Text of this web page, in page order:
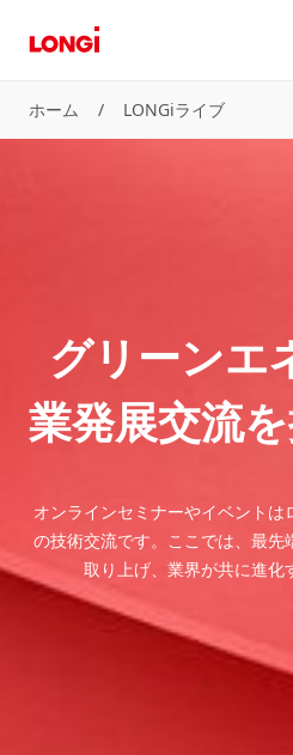
ホーム / LONGiライブ
グリーンエ
業発展交流
オンラインセミナーやイベントは
の技術交流です。ここでは、最先
取り上げ、業界が共に進化